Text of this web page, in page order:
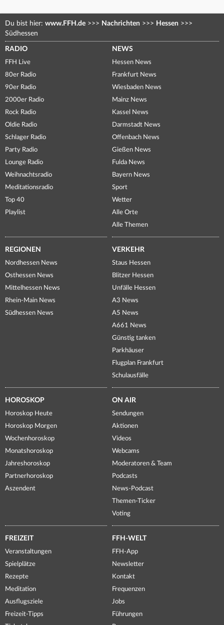
Du bist hier: www.FFH.de >>> Nachrichten >>> Hessen >>>
Südhessen
RADIO
FFH Live
80er Radio
90er Radio
2000er Radio
Rock Radio
Oldie Radio
Schlager Radio
Party Radio
Lounge Radio
Weihnachtsradio
Meditationsradio
Top 40
Playlist
NEWS
Hessen News
Frankfurt News
Wiesbaden News
Mainz News
Kassel News
Darmstadt News
Offenbach News
Gießen News
Fulda News
Bayern News
Sport
Wetter
Alle Orte
Alle Themen
REGIONEN
Nordhessen News
Osthessen News
Mittelhessen News
Rhein-Main News
Südhessen News
VERKEHR
Staus Hessen
Blitzer Hessen
Unfälle Hessen
A3 News
A5 News
A661 News
Günstig tanken
Parkhäuser
Flugplan Frankfurt
Schulausfälle
HOROSKOP
Horoskop Heute
Horoskop Morgen
Wochenhoroskop
Monatshoroskop
Jahreshoroskop
Partnerhoroskop
Aszendent
ON AIR
Sendungen
Aktionen
Videos
Webcams
Moderatoren & Team
Podcasts
News-Podcast
Themen-Ticker
Voting
FREIZEIT
Veranstaltungen
Spielplätze
Rezepte
Meditation
Ausflugsziele
Freizeit-Tipps
FFH-WELT
FFH-App
Newsletter
Kontakt
Frequenzen
Jobs
Führungen